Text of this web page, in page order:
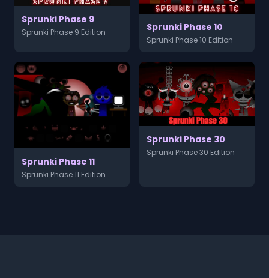
Sprunki Phase 9
Sprunki Phase 9 Edition Sprunki Phase 10
Sprunki Phase 10 Edition
Sprunki Phase 11
Sprunki Phase 11 Edition
Sprunki Phase 30
Sprunki Phase 30 Edition